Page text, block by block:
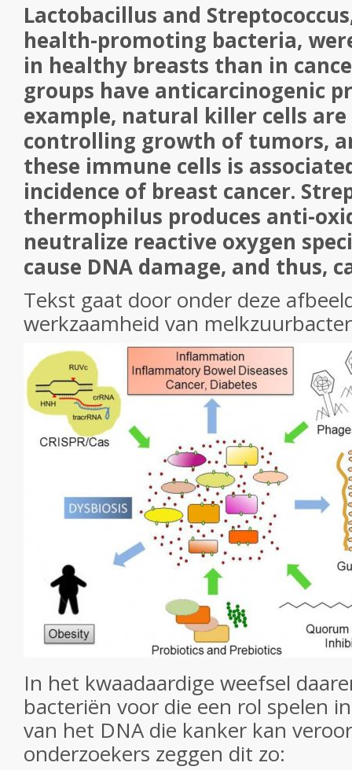
Lactobacillus and
health-promoting bacteria,
in healthy breasts than in
groups have anticarcinogenic
example, natural killer cells
controlling growth of tumors,
these immune cells is
incidence of breast cancer.
thermophilus produces anti-
neutralize reactive oxygen
cause DNA damage, and thus,
Tekst gaat door onder deze
werkzaamheid van
In het kwaadaardige weefsel
bacteriën voor die een rol spelen
van het DNA die kanker kan
onderzoekers zeggen dit zo: